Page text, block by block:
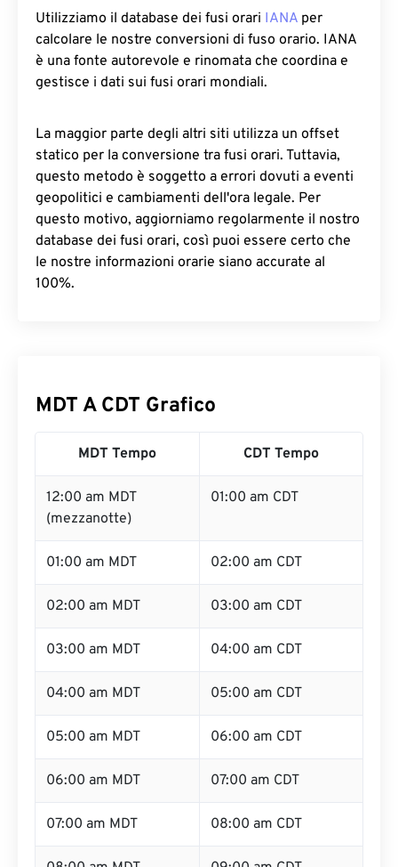
Utilizziamo il database dei fusi orari IANA per
calcolare le nostre conversioni di fuso orario. IANA
è una fonte autorevole e rinomata che coordina e
gestisce i dati sui fusi orari mondiali.
La maggior parte degli altri siti utilizza un offset
statico per la conversione tra fusi orari. Tuttavia,
questo metodo è soggetto a errori dovuti a eventi
geopolitici e cambiamenti dell'ora legale. Per
questo motivo, aggiorniamo regolarmente il nostro
database dei fusi orari, così puoi essere certo che
le nostre informazioni orarie siano accurate al
100%.
MDT A CDT Grafico
MDT Tempo CDT Tempo
12:00 am MDT
(mezzanotte)
01:00 am CDT
01:00 am MDT 02:00 am CDT
02:00 am MDT 03:00 am CDT
03:00 am MDT 04:00 am CDT
04:00 am MDT 05:00 am CDT
05:00 am MDT 06:00 am CDT
06:00 am MDT 07:00 am CDT
07:00 am MDT 08:00 am CDT